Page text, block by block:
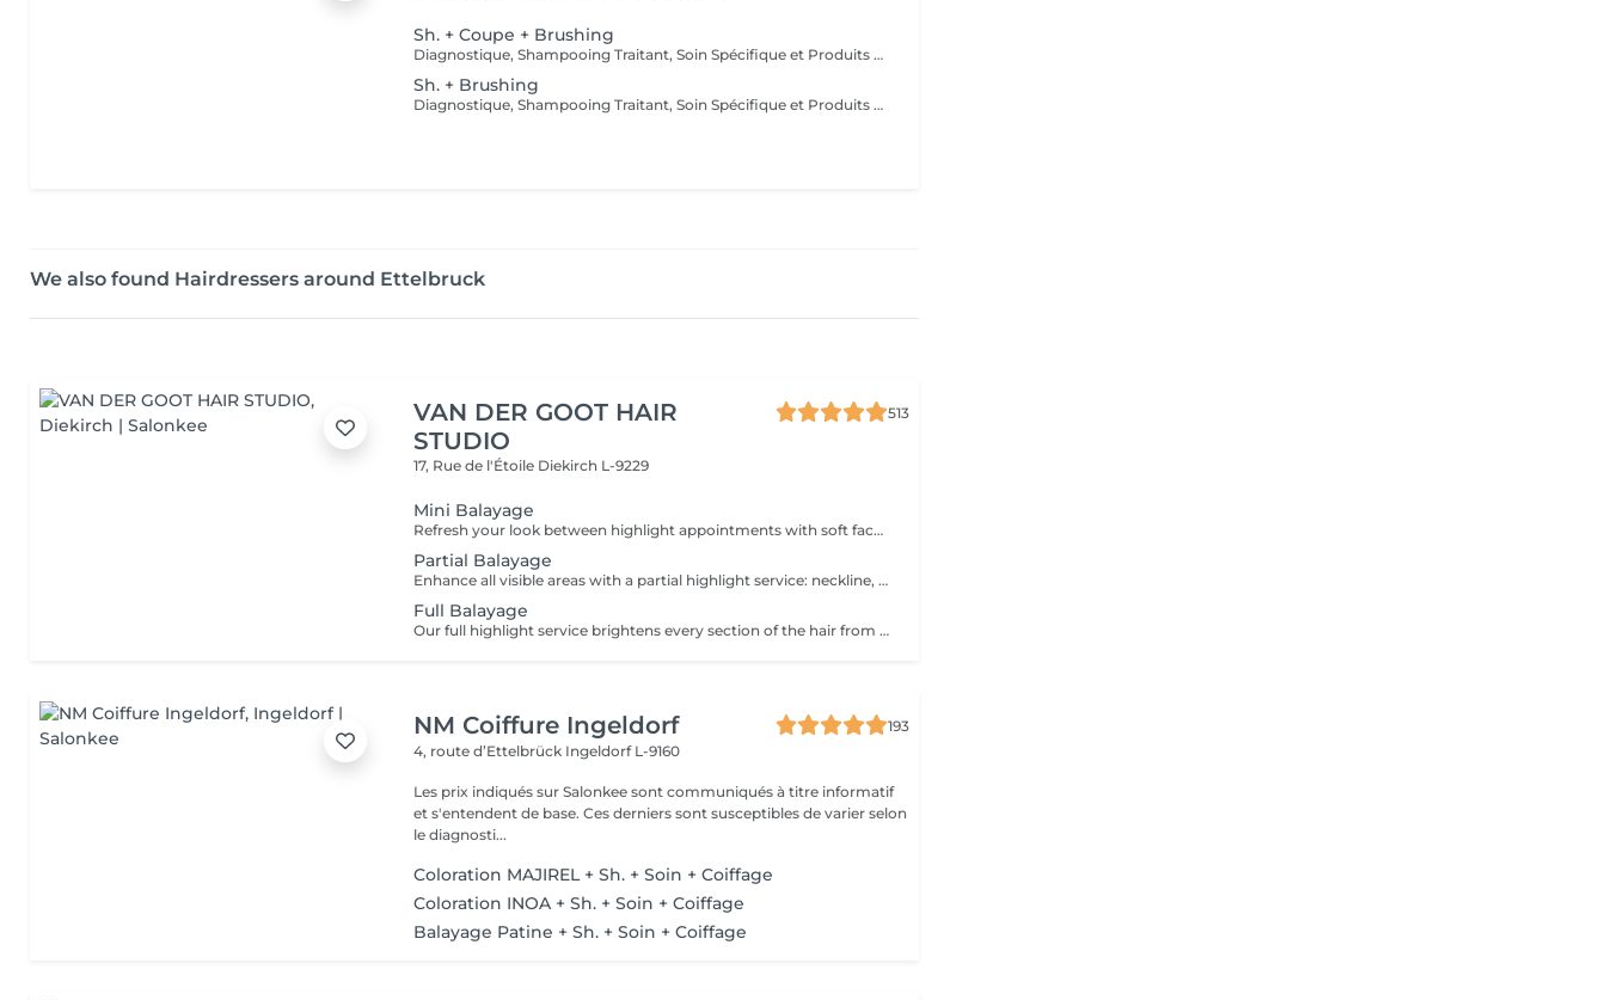
Sh. + Coupe + Brushing
Diagnostique, Shampooing Traitant, Soin Spécifique et Produits Coiffants inclus
Sh. + Brushing
Diagnostique, Shampooing Traitant, Soin Spécifique et Produits Coiffants inclus
We also found Hairdressers around Ettelbruck
VAN DER GOOT HAIR
STUDIO
513
17, Rue de l'Étoile Diekirch L-9229
Mini Balayage
Refresh your look between highlight appointments with soft face-framing and subtle balayage accents that brighten the face. Perfect for special occasions or when you want to add light without committing to a full highlight service. Gloss and toning are included for a luminous, beautifully blended finish.
Partial Balayage
Enhance all visible areas with a partial highlight service: neckline, face frame and the entire top section. Ideal for a half head or crown appointment. Tip-Outs, balayage, gloss and toning are included for a luminous and beautifully blended result.
Full Balayage
Our full highlight service brightens every section of the hair from the inside out, including precise work at the neckline and around the face. Ideal for a ¾ head to full head lightening service. Tip-Outs, balayage, gloss and toning are included for a luminous and beautifully blended result.
NM Coiffure Ingeldorf
193
4, route d’Ettelbrück Ingeldorf L-9160
Les prix indiqués sur Salonkee sont communiqués à titre informatif
et s'entendent de base. Ces derniers sont susceptibles de varier selon
le diagnosti...
Coloration MAJIREL + Sh. + Soin + Coiffage
Coloration INOA + Sh. + Soin + Coiffage
Balayage Patine + Sh. + Soin + Coiffage